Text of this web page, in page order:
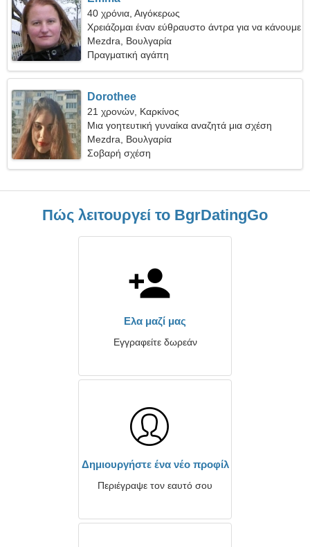
40 χρόνια, Αιγόκερως
Χρειάζομαι έναν εύθραυστο άντρα για να κάνουμε
σκι μαζί
Mezdra, Βουλγαρία
Πραγματική αγάπη
Dorothee
21 χρονών, Καρκίνος
Μια γοητευτική γυναίκα αναζητά μια σχέση
αγάπης
Mezdra, Βουλγαρία
Σοβαρή σχέση
Πώς λειτουργεί το BgrDatingGo
Ελα μαζί μας
Εγγραφείτε δωρεάν
Δημιουργήστε ένα νέο προφίλ
Περιέγραψε τον εαυτό σου